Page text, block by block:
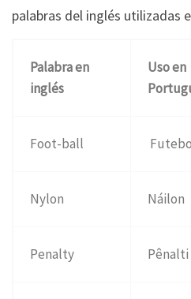
palabras del inglés utilizadas
Palabra en
inglés
Uso en
Foot-ball
Nylon Náilon
Penalty Pênalti